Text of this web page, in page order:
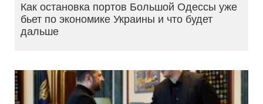
Как остановка портов Большой Одессы уже
бьет по экономике Украины и что будет
дальше